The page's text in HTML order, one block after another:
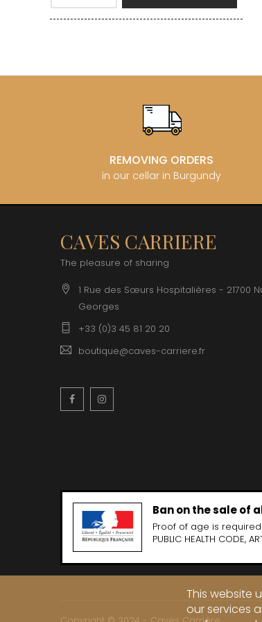
REMOVING ORDERS
in our cellar in Burgundy
CAVES CARRIERE
The pleasure of sharing
1 Rue des Sœurs Hospitalières - 21700
Georges
+33 (0)3 45 81 20 20
boutique@caves-carriere.fr
Facebook
Ban on the sale of
Proof of age is
PUBLIC HEALTH CODE,
This website
our services